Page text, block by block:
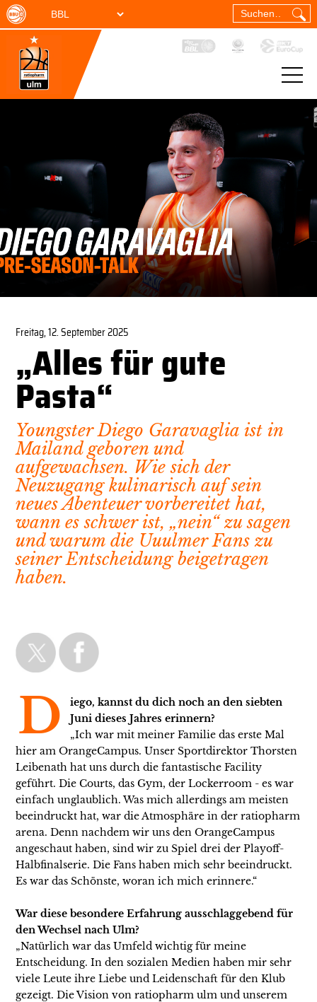
Freitag, 12. September 2025
„Alles für gute
Pasta“
Youngster Diego Garavaglia ist in
Mailand geboren und
aufgewachsen. Wie sich der
Neuzugang kulinarisch auf sein
neues Abenteuer vorbereitet hat,
wann es schwer ist, „nein“ zu sagen
und warum die Uuulmer Fans zu
seiner Entscheidung beigetragen
haben.
D
iego, kannst du dich noch an den siebten
Juni dieses Jahres erinnern?
„Ich war mit meiner Familie das erste Mal
hier am OrangeCampus. Unser Sportdirektor Thorsten
Leibenath hat uns durch die fantastische Facility
geführt. Die Courts, das Gym, der Lockerroom - es war
einfach unglaublich. Was mich allerdings am meisten
beeindruckt hat, war die Atmosphäre in der ratiopharm
arena. Denn nachdem wir uns den OrangeCampus
angeschaut haben, sind wir zu Spiel drei der Playoff-
Halbfinalserie. Die Fans haben mich sehr beeindruckt.
Es war das Schönste, woran ich mich erinnere.“
War diese besondere Erfahrung ausschlaggebend für
den Wechsel nach Ulm?
„Natürlich war das Umfeld wichtig für meine
Entscheidung. In den sozialen Medien haben mir sehr
viele Leute ihre Liebe und Leidenschaft für den Klub
gezeigt. Die Vision von ratiopharm ulm und unserem